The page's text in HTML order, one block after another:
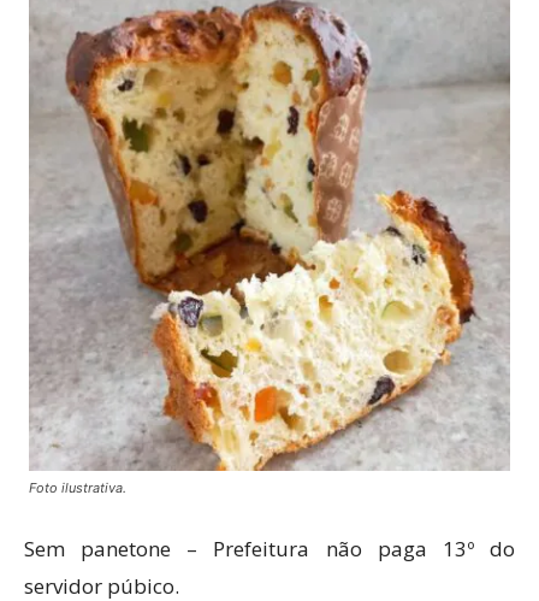
Foto ilustrativa.
Sem panetone – Prefeitura não paga 13º do
servidor púbico.